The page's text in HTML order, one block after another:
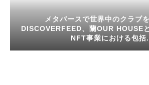
メタバースで世界中のクラブ
DISCOVERFEED、蘭OUR HOUSE
NFT事業における包括